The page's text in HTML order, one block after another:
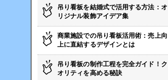
吊り看板を結婚式で活用する方法：オ
リジナル装飾アイデア集
商業施設での吊り看板活用術：売上向
上に直結するデザインとは
吊り看板の制作工程を完全ガイド！ク
オリティを高める秘訣